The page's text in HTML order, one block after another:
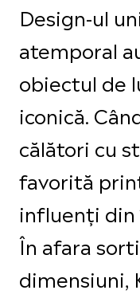
Design-ul
atemporal
obiectul de
iconică.
călători cu
favorită
influenți din
În afara
dimensiuni,